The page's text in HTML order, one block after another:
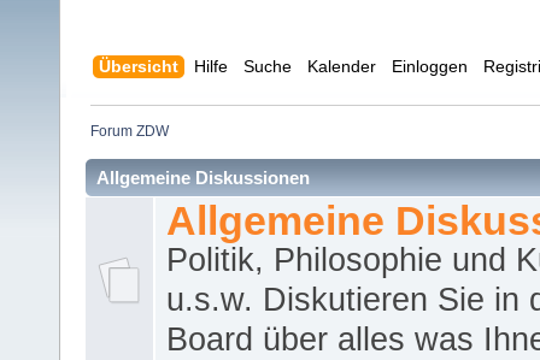
Übersicht Hilfe Suche Kalender Einloggen
Forum ZDW
Allgemeine Diskussionen
Allgemeine
Politik, Philosophie und
u.s.w. Diskutieren Sie in
Board über alles was